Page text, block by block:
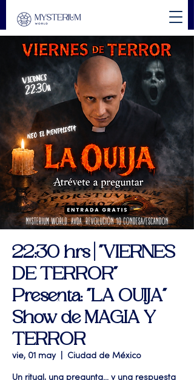
22:30 hrs | "VIERNES
DE TERROR"
Presenta: "LA OUIJA"
Show de MAGIA Y
TERROR
vie, 01 may
  |
Ciudad de México
Un ritual, una pregunta… y una respuesta